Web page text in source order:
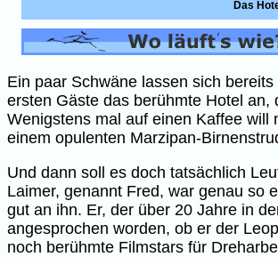
Das
Ein paar Schwäne lassen sich
ersten Gäste das berühmte Hotel
Wenigstens mal auf einen Kaffee will
einem opulenten Marzipan-
Und dann soll es doch tatsächlich
Laimer, genannt Fred, war genau so
gut an ihn. Er, der über 20 Jahre in
angesprochen worden, ob er der
noch berühmte Filmstars für